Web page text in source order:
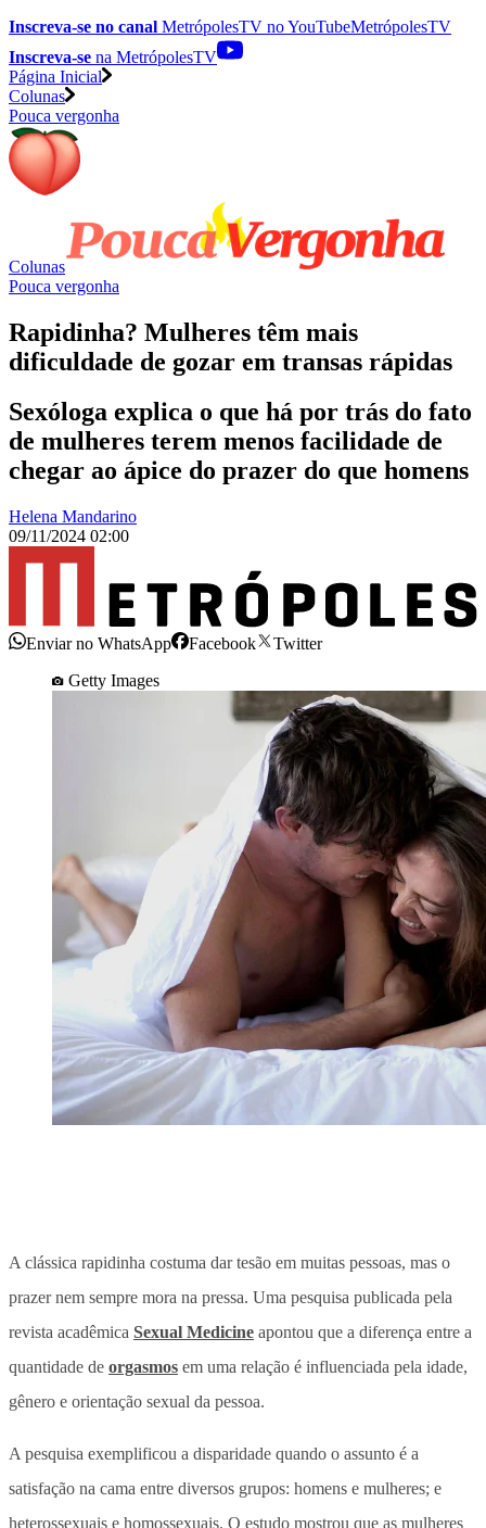
Inscreva-se no canal MetrópolesTV noYouTubeMetrópolesTV
Inscreva-se na MetrópolesTV
Página Inicial
Colunas
Pouca vergonha
Colunas
Pouca vergonha
Rapidinha? Mulheres têm mais
dificuldade de gozar em transas rápidas
Sexóloga explica o que há por trás do fato
de mulheres terem menos facilidade de
chegar ao ápice do prazer do que homens
Helena Mandarino
09/11/2024 02:00
Enviar no WhatsApp Facebook
Twitter
Getty Images
A clássica rapidinha costuma dar tesão em muitas pessoas, mas o
prazer nem sempre mora na pressa. Uma pesquisa publicada pela
revista acadêmica Sexual Medicine apontou que a diferença entre a
quantidade de orgasmos em uma relação é influenciada pela idade,
gênero e orientação sexual da pessoa.
A pesquisa exemplificou a disparidade quando o assunto é a
satisfação na cama entre diversos grupos: homens e mulheres; e
heterossexuais e homossexuais. O estudo mostrou que as mulheres